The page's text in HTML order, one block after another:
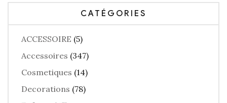
CATÉGORIES
ACCESSOIRE (5)
Accessoires (347)
Cosmetiques (14)
Decorations (78)